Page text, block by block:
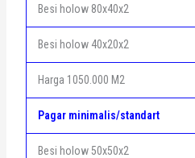
Besi holow 80x40x2
Besi holow 40x20x2
Harga 1050.000 M2
Pagar minimalis/standart
Besi holow 50x50x2